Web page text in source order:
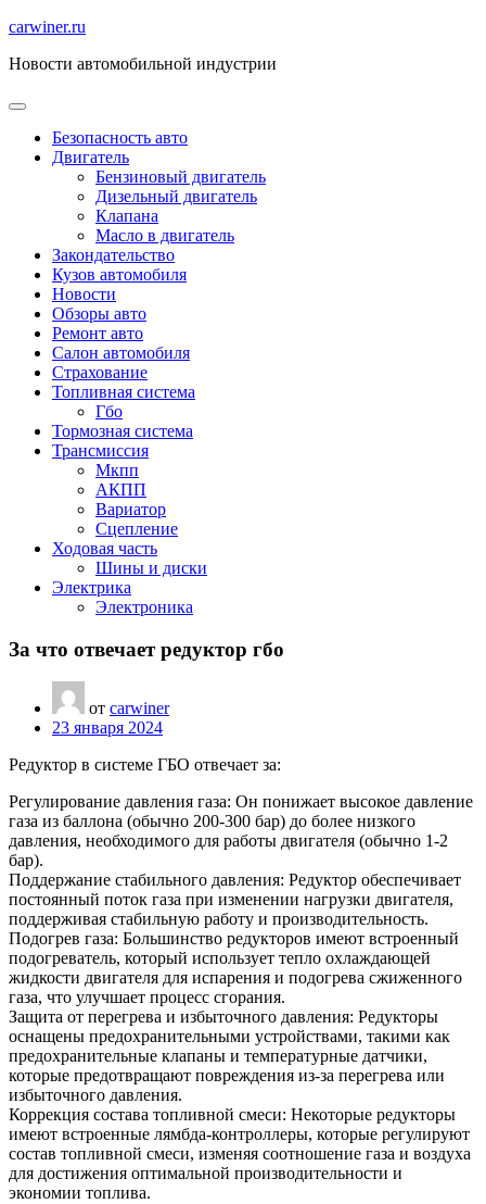
Перейти
содержимому
carwiner.ru
Новости автомобильной индустрии
Безопасность авто
Двигатель
Бензиновый двигатель
Дизельный двигатель
Клапана
Масло в двигатель
Закондательство
Кузов автомобиля
Новости
Обзоры авто
Ремонт авто
Салон автомобиля
Страхование
Топливная система
Гбо
Тормозная система
Трансмиссия
Мкпп
АКПП
Вариатор
Сцепление
Ходовая часть
Шины и диски
Электрика
Электроника
За что отвечает редуктор гбо
от carwiner
23 января 2024
Редуктор в системе ГБО отвечает за:
Регулирование давления газа: Он понижает высокое давление
газа из баллона (обычно 200-300 бар) до более низкого
давления, необходимого для работы двигателя (обычно 1-2
бар).
Поддержание стабильного давления: Редуктор обеспечивает
постоянный поток газа при изменении нагрузки двигателя,
поддерживая стабильную работу и производительность.
Подогрев газа: Большинство редукторов имеют встроенный
подогреватель, который использует тепло охлаждающей
жидкости двигателя для испарения и подогрева сжиженного
газа, что улучшает процесс сгорания.
Защита от перегрева и избыточного давления: Редукторы
оснащены предохранительными устройствами, такими как
предохранительные клапаны и температурные датчики,
которые предотвращают повреждения из-за перегрева или
избыточного давления.
Коррекция состава топливной смеси: Некоторые редукторы
имеют встроенные лямбда-контроллеры, которые регулируют
состав топливной смеси, изменяя соотношение газа и воздуха
для достижения оптимальной производительности и
экономии топлива.